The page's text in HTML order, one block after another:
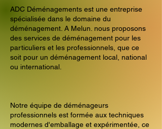
ADC Déménagements est une entreprise
spécialisée dans le domaine du
déménagement. A Melun. nous proposons
des services de déménagement pour les
particuliers et les professionnels, que ce
soit pour un déménagement local, national
ou international.
Notre équipe de déménageurs
professionnels est formée aux techniques
modernes d'emballage et expérimentée, ce